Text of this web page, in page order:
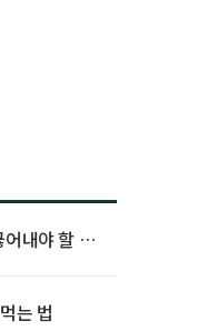
내야 할 사
는 법